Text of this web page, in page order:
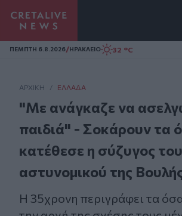
Homepage
ΠΕΜΠΤΗ 6.8.2026/ΗΡΑΚΛΕΙΟ 32 °C
ΑΡΧΙΚΗ / ΕΛΛΆΔΑ
"Με ανάγκαζε να
παιδιά" - Σοκάρουν τα
κατέθεσε η σύζυγος του
αστυνομικού της
Η 35χρονη περιγράφει τα